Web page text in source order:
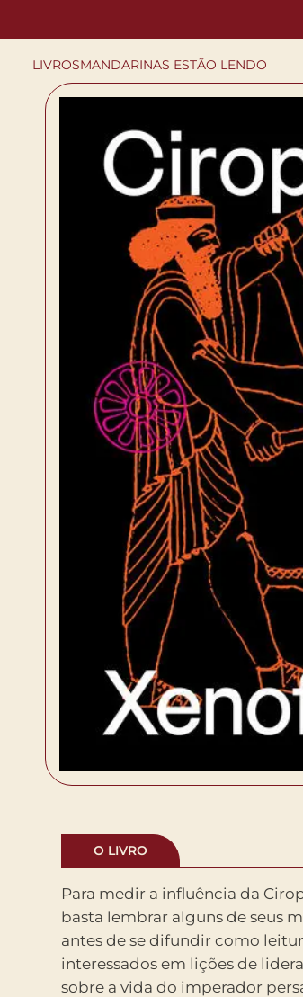
LIVROSMANDARINAS ESTÃO LENDO
O LIVRO
Para medir a influência da
basta lembrar alguns de seus
antes de se difundir como
interessados em lições de
sobre a vida do imperador